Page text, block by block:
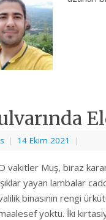
| 14 Ekim 2021 |
vakitler Muş, biraz
yayan lambalar
binasının rengi
yoktu. İki